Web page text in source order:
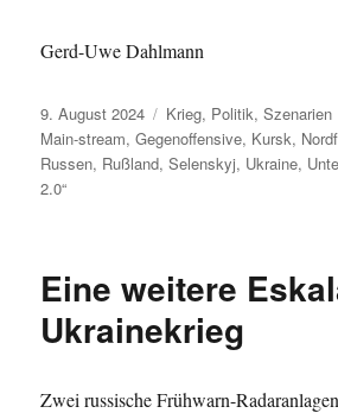
Gerd-Uwe Dahlmann
Veröffentlicht
am
9. August 2024 Kategorien
Krieg, Politik,Szenarien
Main-stream,Gegenoffensive, Kursk,
Russen, Rußland,Selenskyj, Ukraine,
2.0“
Eine weitere
Ukrainekrieg
Zwei russische Frühwarn-